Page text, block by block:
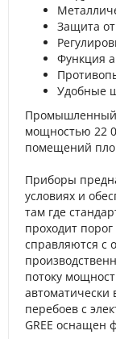
Защита
Функция
Удобные
Промышленный
мощностью 22
помещений
Приборы
условиях и
там где
проходит
справляются с
потоку
автоматически
перебоев с
GREE оснащен